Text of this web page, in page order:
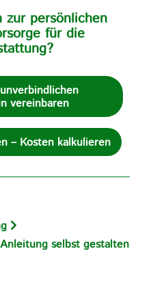
zur persönlichen
für die
vereinbaren
– Kosten kalkulieren
selbst gestalten